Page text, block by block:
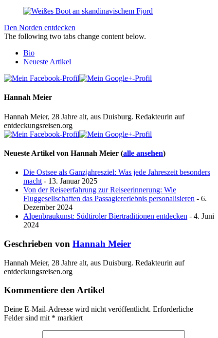
Den Norden entdecken
The following two tabs change content below.
Bio
Neueste Artikel
Hannah Meier
Hannah Meier, 28 Jahre alt, aus Duisburg. Redakteurin auf
entdeckungsreisen.org
Neueste Artikel von Hannah Meier (alle ansehen)
Die Ostsee als Ganzjahresziel: Was jede Jahreszeit besonders
macht - 13. Januar 2025
Von der Reiseerfahrung zur Reiseerinnerung: Wie
Fluggesellschaften das Passagiererlebnis personalisieren - 6.
Dezember 2024
Alpenbraukunst: Südtiroler Biertraditionen entdecken - 4. Juni
2024
Geschrieben von Hannah Meier
Hannah Meier, 28 Jahre alt, aus Duisburg. Redakteurin auf
entdeckungsreisen.org
Kommentiere den Artikel
Deine E-Mail-Adresse wird nicht veröffentlicht. Erforderliche
Felder sind mit * markiert